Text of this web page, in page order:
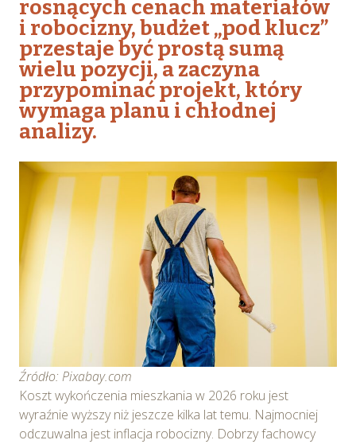
rosnących cenach materiałów
i robocizny, budżet „pod klucz”
przestaje być prostą sumą
wielu pozycji, a zaczyna
przypominać projekt, który
wymaga planu i chłodnej
analizy.
Źródło: Pixabay.com
Koszt wykończenia mieszkania w 2026 roku jest
wyraźnie wyższy niż jeszcze kilka lat temu. Najmocniej
odczuwalna jest inflacja robocizny. Dobrzy fachowcy